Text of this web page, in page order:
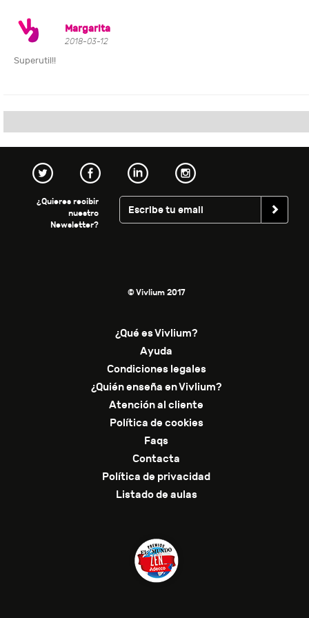
Margarita
2018-03-12
Superutil!!
¿Quieres recibir
nuestro
Newsletter?
© Vivlium 2017
¿Qué es Vivlium?
Ayuda
Condiciones legales
¿Quién enseña en Vivlium?
Atención al cliente
Política de cookies
Faqs
Contacta
Política de privacidad
Listado de aulas